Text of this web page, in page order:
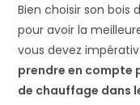
Bien choisir son
pour avoir la
vous devez
prendre en compte
de chauffage dans